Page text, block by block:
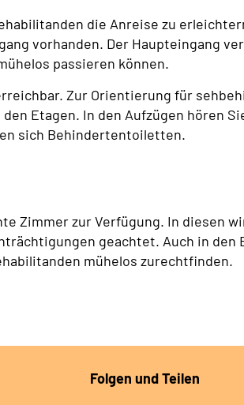
die Anreise zu
vorhanden. Der Haupteingang
passieren können.
Zur Orientierung für
Etagen. In den Aufzügen hören
sich Behindertentoiletten.
Zimmer zur Verfügung. In diesen
geachtet. Auch in den
mühelos zurechtfinden.
Folgen und Teilen